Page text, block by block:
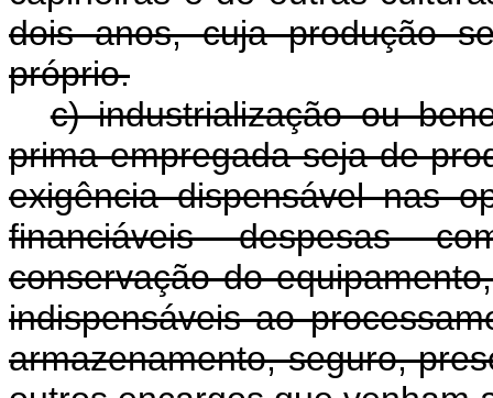
dois anos, cuja produção
próprio.
c) industrialização ou
prima empregada seja de
exigência dispensável nas
financiáveis despesas
conservação do
indispensáveis ao
armazenamento, seguro,